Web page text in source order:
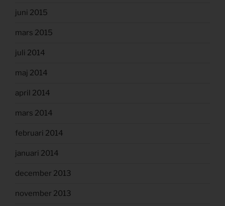
juni 2015
mars 2015
juli 2014
maj 2014
april 2014
mars 2014
februari 2014
januari 2014
december 2013
november 2013